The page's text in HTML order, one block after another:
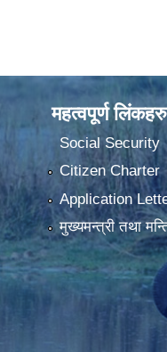
महत्वपूर्ण लिंकहरु
Social Security
Citizen Charter
Application
मुख्यमन्त्री तथा